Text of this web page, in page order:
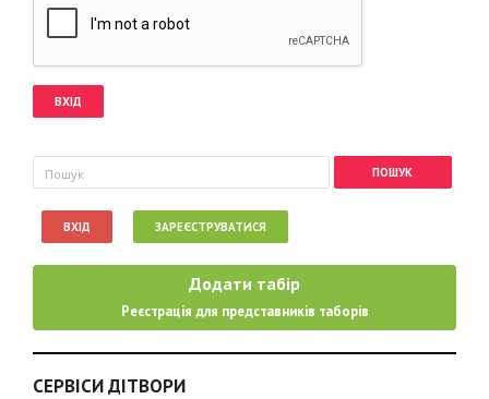
Пошукова форма
Пошук
ВХІД ЗАРЕЄСТРУВАТИСЯ
Додати табір
Реєстрація для представників таборів
СЕРВІСИ ДІТВОРИ